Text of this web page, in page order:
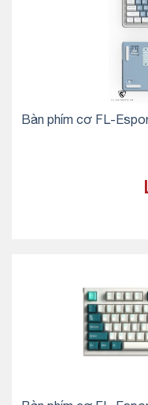
Bàn phím cơ FL-